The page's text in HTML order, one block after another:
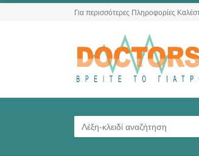
Για περισσότερες Πληροφορίες